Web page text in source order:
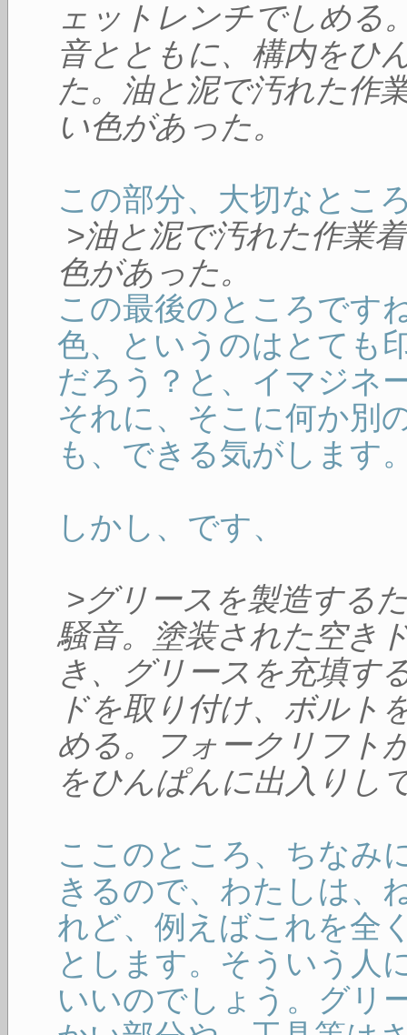
ェットレンチでしめる
音とともに、構内をひ
た。油と泥で汚れた作
い色があった。
この部分、大切なとこ
>油と泥で汚れた作業
色があった。
この最後のところです
色、というのはとても
だろう？と、イマジネ
それに、そこに何か別
も、できる気がします
しかし、です、
>グリースを製造する
騒音。塗装された空き
き、グリースを充填す
ドを取り付け、ボルト
める。フォークリフト
をひんぱんに出入りし
ここのところ、ちなみ
きるので、わたしは、
れど、例えばこれを全
とします。そういう人
いいのでしょう。グリ